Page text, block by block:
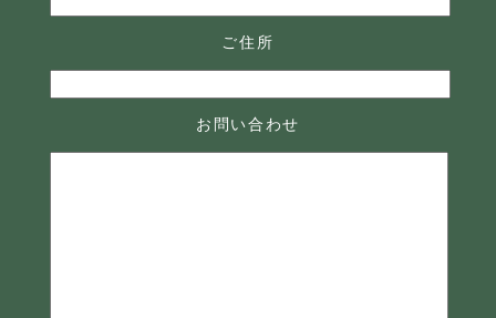
ご住所
お問い合わせ